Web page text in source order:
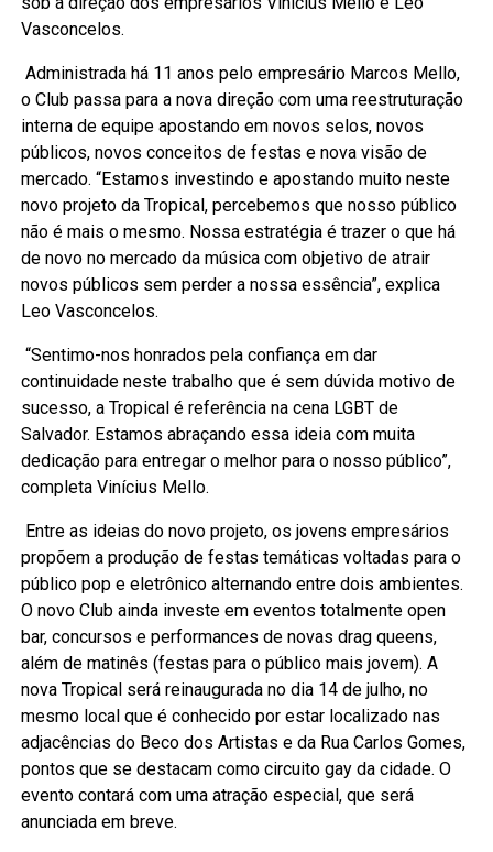
Vasconcelos.
Administrada há 11 anos pelo empresário Marcos Mello,
o Club passa para a nova direção com uma reestruturação
interna de equipe apostando em novos selos, novos
públicos, novos conceitos de festas e nova visão de
mercado. “Estamos investindo e apostando muito neste
novo projeto da Tropical, percebemos que nosso público
não é mais o mesmo. Nossa estratégia é trazer o que há
de novo no mercado da música com objetivo de atrair
novos públicos sem perder a nossa essência”, explica
Leo Vasconcelos.
“Sentimo-nos honrados pela confiança em dar
continuidade neste trabalho que é sem dúvida motivo de
sucesso, a Tropical é referência na cena LGBT de
Salvador. Estamos abraçando essa ideia com muita
dedicação para entregar o melhor para o nosso público”,
completa Vinícius Mello.
Entre as ideias do novo projeto, os jovens empresários
propõem a produção de festas temáticas voltadas para o
público pop e eletrônico alternando entre dois ambientes.
O novo Club ainda investe em eventos totalmente open
bar, concursos e performances de novas drag queens,
além de matinês (festas para o público mais jovem). A
nova Tropical será reinaugurada no dia 14 de julho, no
mesmo local que é conhecido por estar localizado nas
adjacências do Beco dos Artistas e da Rua Carlos Gomes,
pontos que se destacam como circuito gay da cidade. O
evento contará com uma atração especial, que será
anunciada em breve.